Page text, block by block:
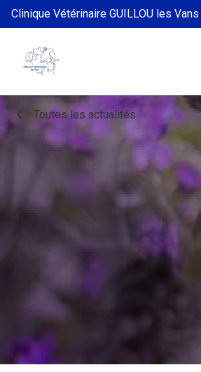
Clinique Vétérinaire GUILLOU les Vans
chevron_left Toutes les actualités